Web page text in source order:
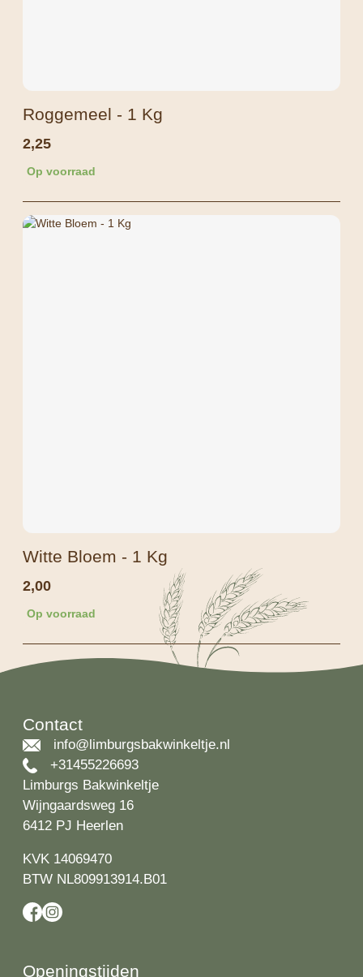
Roggemeel - 1 Kg
2,25
Op voorraad
Witte Bloem - 1 Kg
2,00
Op voorraad
Contact
info@limburgsbakwinkeltje.nl
+31455226693
Limburgs Bakwinkeltje
Wijngaardsweg 16
6412 PJ Heerlen
KVK 14069470
BTW NL809913914.B01
Openingstijden